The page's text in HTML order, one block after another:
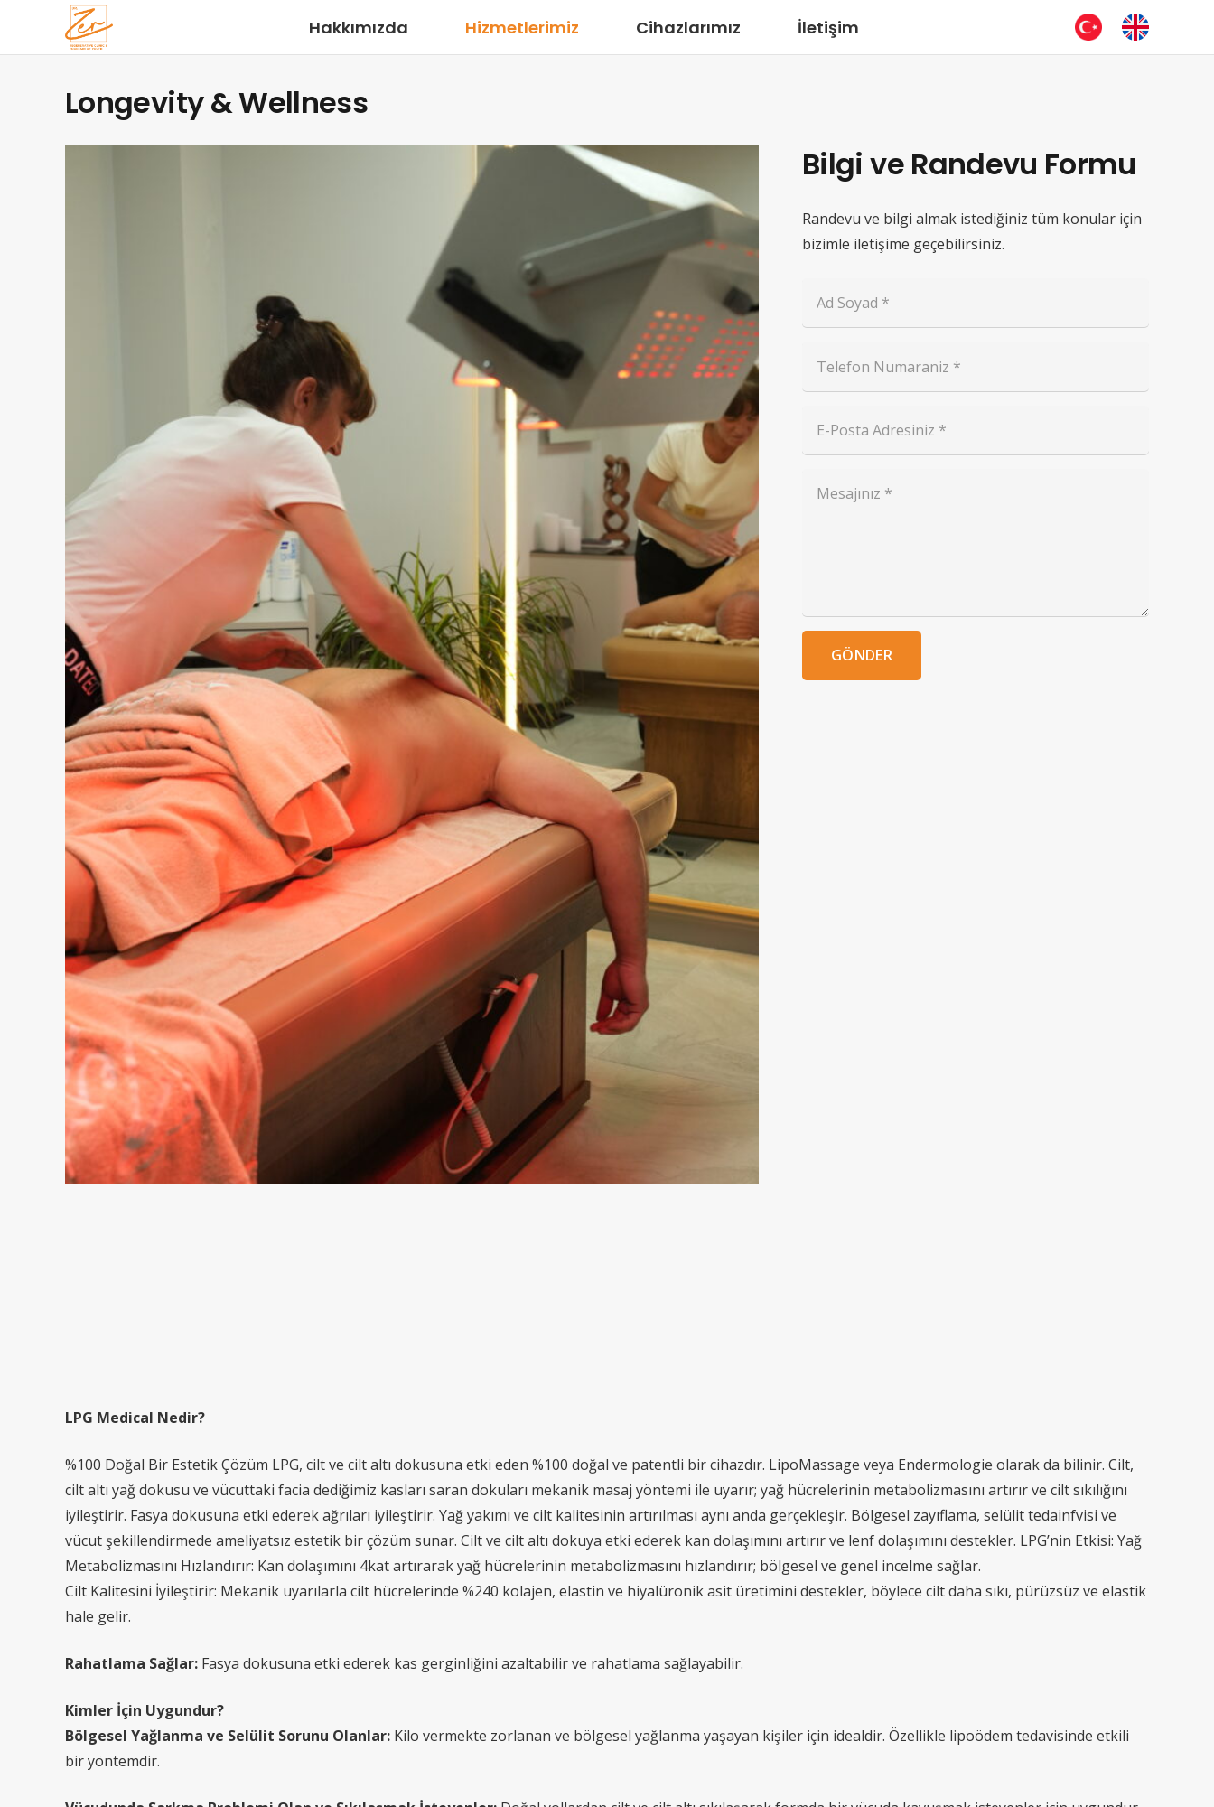
Hakkımızda Hizmetlerimiz Cihazlarımız İletişim
Longevity & Wellness
Bilgi ve Randevu Formu
Randevu ve bilgi almak istediğiniz tüm konular için
bizimle iletişime geçebilirsiniz.
GÖNDER
LPG Medical Nedir?
%100 Doğal Bir Estetik Çözüm LPG, cilt ve cilt altı dokusuna etki eden %100 doğal ve patentli bir cihazdır. LipoMassage veya Endermologie olarak da bilinir. Cilt,
cilt altı yağ dokusu ve vücuttaki facia dediğimiz kasları saran dokuları mekanik masaj yöntemi ile uyarır; yağ hücrelerinin metabolizmasını artırır ve cilt sıkılığını
iyileştirir. Fasya dokusuna etki ederek ağrıları iyileştirir. Yağ yakımı ve cilt kalitesinin artırılması aynı anda gerçekleşir. Bölgesel zayıflama, selülit tedainfvisi ve
vücut şekillendirmede ameliyatsız estetik bir çözüm sunar. Cilt ve cilt altı dokuya etki ederek kan dolaşımını artırır ve lenf dolaşımını destekler. LPG’nin Etkisi: Yağ
Metabolizmasını Hızlandırır: Kan dolaşımını 4kat artırarak yağ hücrelerinin metabolizmasını hızlandırır; bölgesel ve genel incelme sağlar.
Cilt Kalitesini İyileştirir: Mekanik uyarılarla cilt hücrelerinde %240 kolajen, elastin ve hiyalüronik asit üretimini destekler, böylece cilt daha sıkı, pürüzsüz ve elastik
hale gelir.
Rahatlama Sağlar: Fasya dokusuna etki ederek kas gerginliğini azaltabilir ve rahatlama sağlayabilir.
Kimler İçin Uygundur?
Bölgesel Yağlanma ve Selülit Sorunu Olanlar: Kilo vermekte zorlanan ve bölgesel yağlanma yaşayan kişiler için idealdir. Özellikle lipoödem tedavisinde etkili
bir yöntemdir.